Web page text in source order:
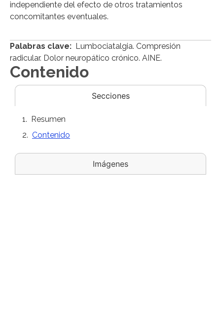
independiente del efecto de otros tratamientos
concomitantes eventuales.
Palabras clave: Lumbociatalgia. Compresión
radicular. Dolor neuropático crónico. AINE.
Contenido
Secciones
Imágenes
Resumen
Contenido